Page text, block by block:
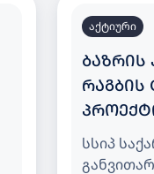
აქტიური
ᲑᲐᲖᲠᲘᲡ
ᲠᲐᲒᲑᲘᲡ
სსიპ